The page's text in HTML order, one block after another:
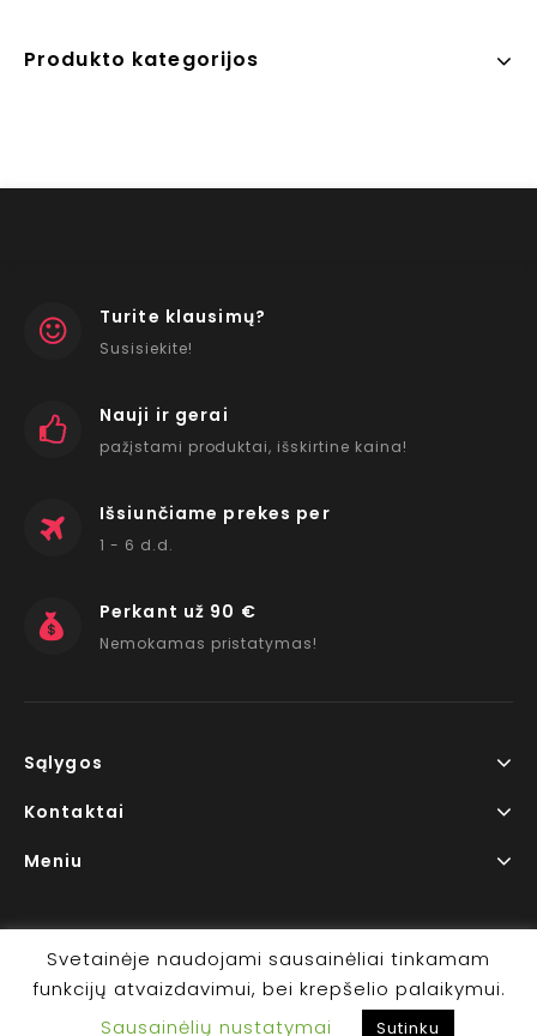
Produkto kategorijos
Turite klausimų?
Susisiekite!
Nauji ir gerai
pažįstami produktai, išskirtine kaina!
Išsiunčiame prekes per
1 - 6 d.d.
Perkant už 90 €
Nemokamas pristatymas!
Sąlygos
Kontaktai
Meniu
Copyright © 2026 www.RedLips.lt Prekių išsiuntimas 1-6
d.d.
Svetainėje naudojami sausainėliai tinkamam
funkcijų atvaizdavimui, bei krepšelio palaikymui.
Sausainėlių nustatymai
Sutinku